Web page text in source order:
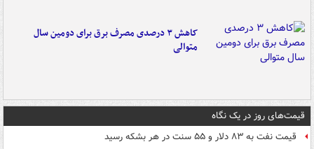
کاهش ۳ درصدی مصرف برق برای دومین سال
متوالی
قیمت‌های روز در یک نگاه
قیمت نفت به ۸۳ دلار و ۵۵ سنت در هر بشکه رسید